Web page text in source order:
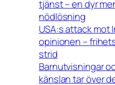
tjänst – en dyr
nödlösning
USA:s attack mot
opinionen –
strid
Barnutvisningar
känslan tar över